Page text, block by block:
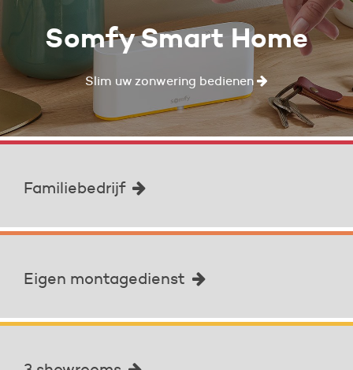
Somfy Smart Home
Slim uw zonwering bedienen
Familiebedrijf
Eigen montagedienst